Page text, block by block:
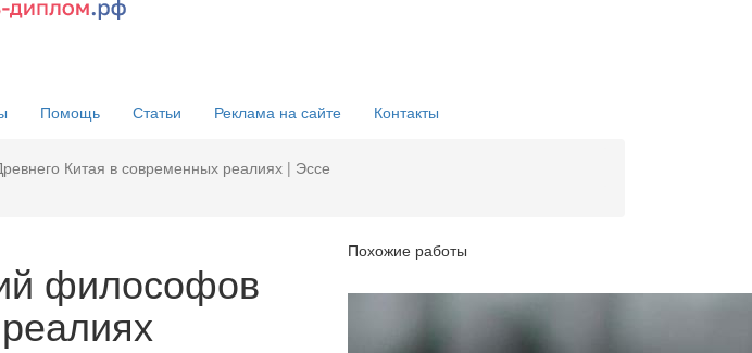
Помощь Статьи Реклама на сайте Контакты
Китая в современных реалиях | Эссе
философов
Похожие работы